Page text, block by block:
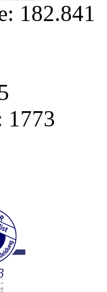
182.841
1773